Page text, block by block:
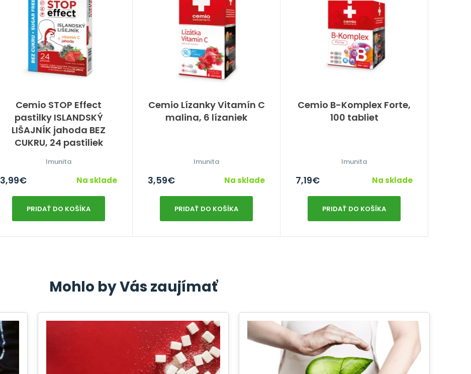
Cemio STOP Effect
pastilky ISLANDSKÝ
LIŠAJNÍK jahoda BEZ
CUKRU, 24 pastiliek
Imunita
3,99€ Na sklade
PRIDAŤ DO KOŠÍKA
Cemio Lízanky Vitamín C
malina, 6 lízaniek
Imunita
3,59€ Na sklade
PRIDAŤ DO KOŠÍKA
Cemio B-Komplex Forte,
100 tabliet
Imunita
7,19€ Na sklade
PRIDAŤ DO KOŠÍKA
Mohlo by Vás zaujímať